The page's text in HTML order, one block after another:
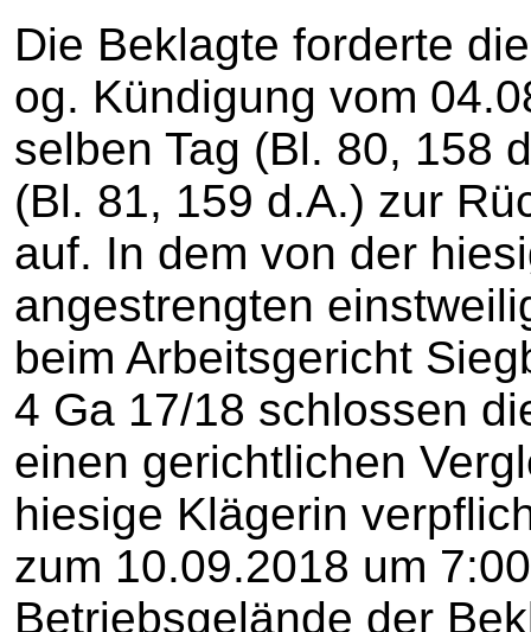
Die Beklagte forderte
og. Kündigung vom
selben Tag (Bl. 80, 158
(Bl. 81, 159 d.A.) zur
auf. In dem von der
angestrengten
beim Arbeitsgericht
4 Ga 17/18 schlossen
einen gerichtlichen
hiesige Klägerin
zum 10.09.2018 um
Betriebsgelände der